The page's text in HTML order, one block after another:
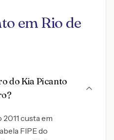
em Rio de
do Kia Picanto
custa em
FIPE do